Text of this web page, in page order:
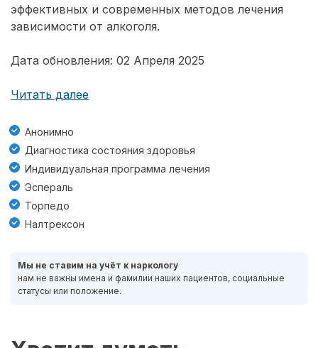
эффективных и современных методов лечения
зависимости от алкоголя.
Дата обновления: 02 Апреля 2025
Читать далее
Анонимно
Диагностика состояния здоровья
Индивидуальная программа лечения
Эспераль
Торпедо
Налтрексон
Мы не ставим на учёт к наркологу
нам не важны имена и фамилии наших пациентов, социальные
статусы или положение.